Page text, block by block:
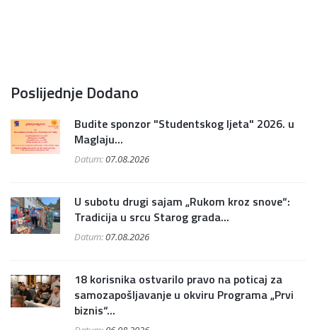
Poslijednje Dodano
Budite sponzor "Studentskog ljeta" 2026. u
Maglaju...
Datum:07.08.2026
U subotu drugi sajam „Rukom kroz snove“:
Tradicija u srcu Starog grada...
Datum:07.08.2026
18 korisnika ostvarilo pravo na poticaj za
samozapošljavanje u okviru Programa „Prvi
biznis“...